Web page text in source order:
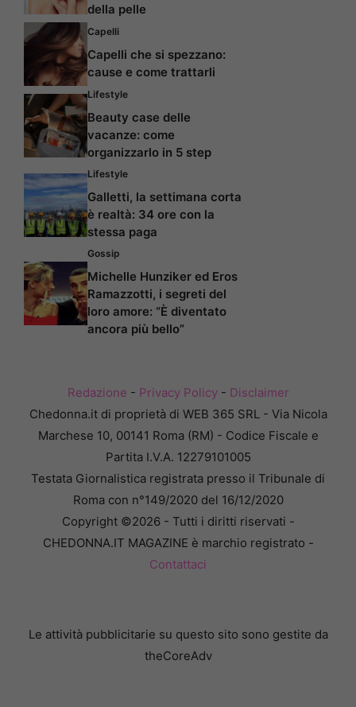
della pelle
Capelli
Capelli che si spezzano:
cause e come trattarli
Lifestyle
Beauty case delle
vacanze: come
organizzarlo in 5 step
Lifestyle
Galletti, la settimana corta
è realtà: 34 ore con la
stessa paga
Gossip
Michelle Hunziker ed Eros
Ramazzotti, i segreti del
loro amore: “È diventato
ancora più bello”
Redazione - Privacy Policy- Disclaimer
Chedonna.it di proprietà di WEB 365 SRL - Via Nicola
Marchese 10, 00141 Roma (RM) - Codice Fiscale e
Partita I.V.A. 12279101005
Testata Giornalistica registrata presso il Tribunale di
Roma con n°149/2020 del 16/12/2020
Copyright ©2026 - Tutti i diritti riservati -
CHEDONNA.IT MAGAZINE è marchio registrato -
Contattaci
Le attività pubblicitarie su questo sito sono gestite da
theCoreAdv